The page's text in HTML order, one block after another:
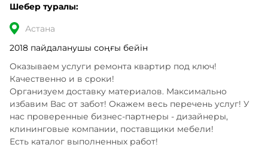
Шебер туралы:
Астана
2018 пайдаланушы соңғы бейін
Оказываем услуги ремонта квартир под ключ!
Качественно и в сроки!
Организуем доставку материалов. Максимально
избавим Вас от забот! Окажем весь перечень услуг! У
нас проверенные бизнес-партнеры - дизайнеры,
клининговые компании, поставщики мебели!
Есть каталог выполненных работ!